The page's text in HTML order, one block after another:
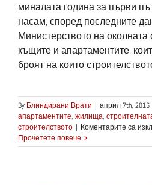
миналата година за първи
насам, според последните
Министерството на
къщите и апартаментите,
броят на които
By Блиндирани Врати | април 7th, 2016
апартаментите, жилища,
строителството | Коментарите са
Прочетете повече